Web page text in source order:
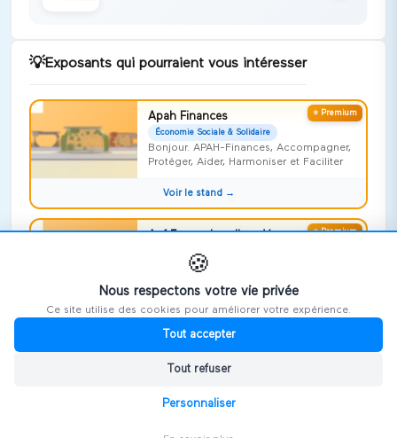
💡Exposants qui pourraient vous intéresser
⭐ Premium
Apah Finances
Économie Sociale & Solidaire
Bonjour. APAH-Finances, Accompagner,
Protéger, Aider, Harmoniser et Faciliter
Voir le stand →
⭐ Premium
Apf France handicap Vosges
Risquer l'impossible !
Voir le stand →
Repideodat
On ne naît pas aidant, on le devient,
🍪
Nous respectons votre vie privée
Ce site utilise des cookies pour améliorer votre expérience.
Tout accepter
Tout refuser
Personnaliser